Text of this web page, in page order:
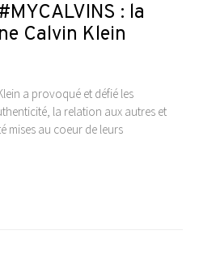
: la
Calvin Klein
a provoqué et défié les
la relation aux autres et
mises au coeur de leurs